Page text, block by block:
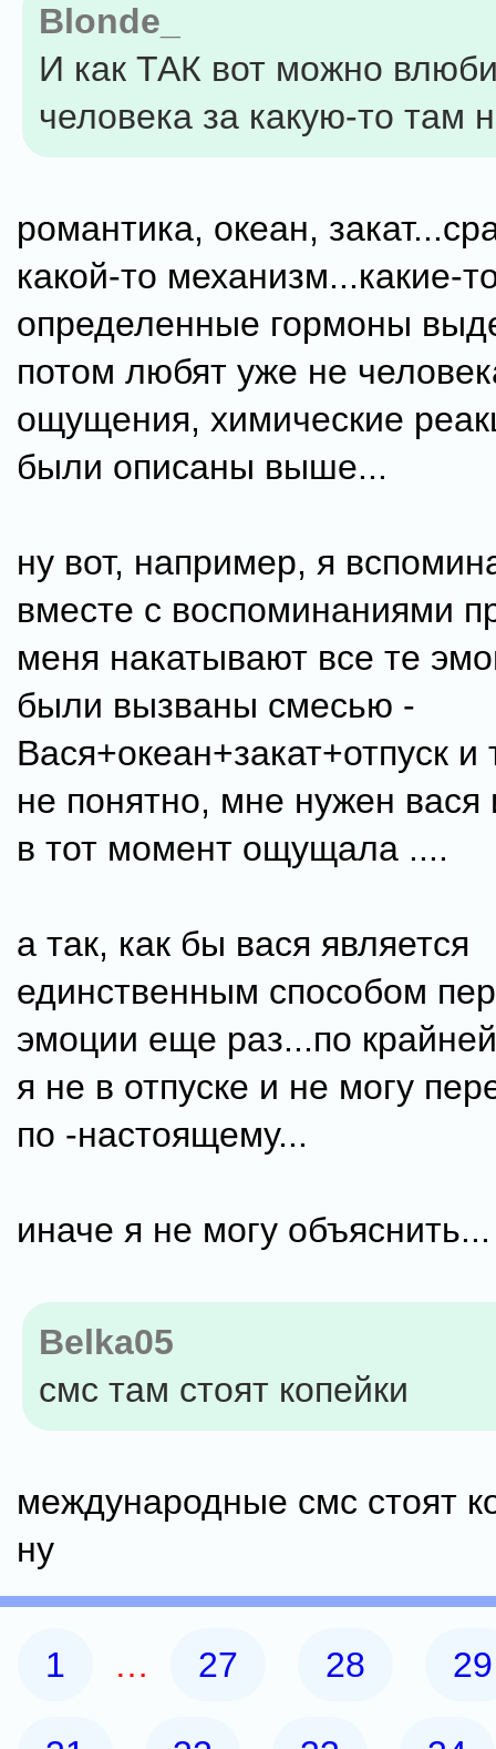
Blonde_
И как ТАК вот можно
человека за какую-то там
романтика, океан,
какой-то механизм...какие-
определенные гормоны
потом любят уже не
ощущения, химические
были описаны выше...
ну вот, например, я
вместе с воспоминаниями
меня накатывают все те
были вызваны смесью -
Вася+океан+закат+отпуск и
не понятно, мне нужен
в тот момент ощущала ....
а так, как бы вася является
единственным способом
эмоции еще раз...по
я не в отпуске и не могу
по -настоящему...
иначе я не могу объяснить...
Belka05
смс там стоят копейки
международные смс стоят
ну
1 … 27 28 29